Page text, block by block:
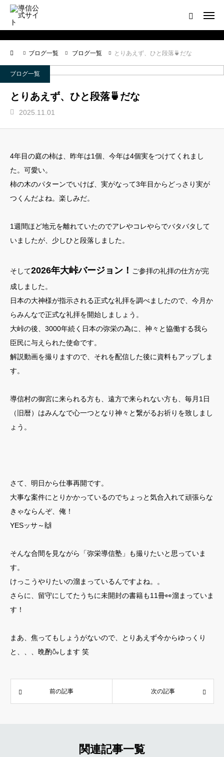
ブログ一覧 ブログ一覧 とりあえず、ひと段落🍵だな
ブログ一覧
とりあえず、ひと段落🍵だな
2025.11.01
4年目の庭の柿は、昨年は1個、今年は4個実をつけてくれまし
た。可愛い。
柿の木のパターンでいけば、実がなって3年目からどっさり実が
つくんだよね。楽しみだ。
1週間ほど地元を離れていたのでアレやコレやらでバタバタして
いましたが、少しひと段落しました。
そして2026年大峠バージョン！ ご参拝の礼拝の仕方が完
成しました。
日本の大神様が指示される正式な礼拝を調べましたので、今月か
らみんなで正式な礼拝を開始しましょう。
大峠の後、3000年続く日本の弥栄の為に、神々と協働する我ら
臣民に与えられた使命です。
解説動画を撮りますので、それを配信した後に資料もアップしま
す。
導信村の御宮に来られる方も、遠方で来られない方も、毎月1日
（旧暦）はみんなで心一つとなり神々と繋がるお祈りを致しまし
ょう。
さて、明日から仕事再開です。
大事な案件にとりかかっているのでちょっと気合入れて頑張らな
きゃならんぞ、俺！
YESッサ～🙌
そんな合間を見ながら「弥栄導信塾」も撮りたいと思っていま
す。
けっこうやりたいの溜まっているんですよね。。
さらに、留守にしてたうちに未開封の書籍も11冊👀溜まっていま
す！
まあ、焦ってもしょうがないので、とりあえず今からゆっくり
と、、、晩酌🍶します 笑
前の記事 次の記事
関連記事一覧
ログイン 会員登録について
ホーム
導信サイト／霊的真理とは
靈符※会員限定